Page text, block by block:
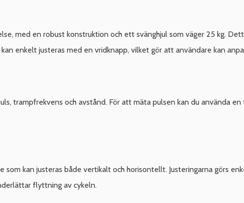
med en robust konstruktion och ett svänghjul som väger 25 kg.
enkelt justeras med en vridknapp, vilket gör att användare kan
trampfrekvens och avstånd. För att mäta pulsen kan du använda
kan justeras både vertikalt och horisontellt. Justeringarna görs
flyttning av cykeln.